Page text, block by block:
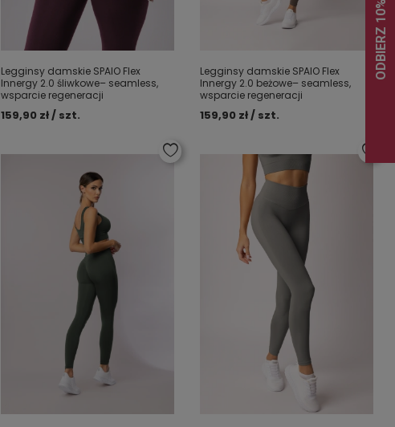
Legginsy damskie SPAIO Flex
Innergy 2.0 śliwkowe– seamless,
wsparcie regeneracji
159,90 zł / szt.
Legginsy damskie SPAIO Flex
Innergy 2.0 beżowe– seamless,
wsparcie regeneracji
159,90 zł / szt.